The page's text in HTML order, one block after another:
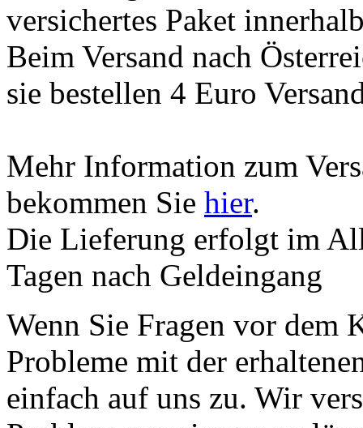
versichertes Paket
Beim Versand nach
sie bestellen 4 Euro
Mehr Information zum
bekommen Sie hier.
Die Lieferung erfolgt im
Tagen nach Geldeingang
Wenn Sie Fragen vor dem
Probleme mit der
einfach auf uns zu. Wir